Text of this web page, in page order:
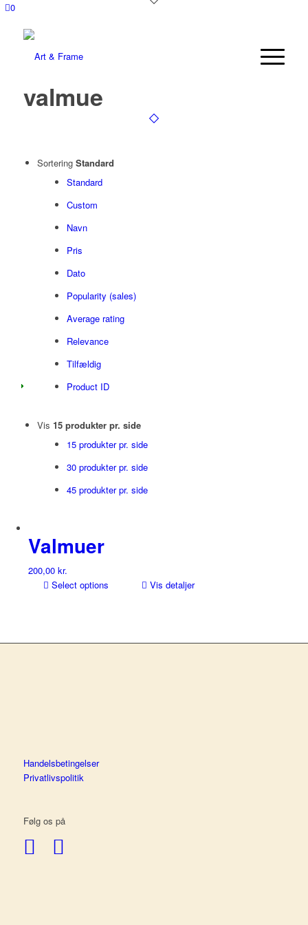
0
valmue
Sortering Standard
Standard
Custom
Navn
Pris
Dato
Popularity (sales)
Average rating
Relevance
Tilfældig
Product ID
Vis 15 produkter pr. side
15 produkter pr. side
30 produkter pr. side
45 produkter pr. side
Valmuer
200,00 kr.
Select options
Vis detaljer
Handelsbetingelser
Privatlivspolitik
Følg os på